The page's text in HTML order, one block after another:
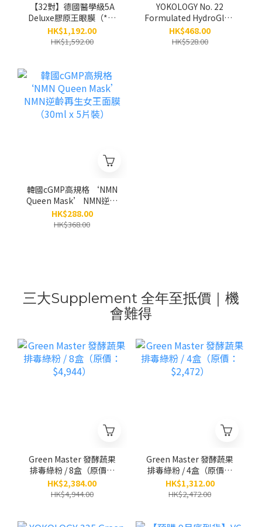
【32對】德國醫學級5A
Deluxe膠原王眼膜（*無
盒*） (原價：$1,592)
HK$1,192.00
HK$1,592.00
YOKOLOGY No. 22
Formulated HydroGlow
Cream Mask 北海道
No.22 極水光修復降敏面
HK$468.00
HK$528.00
韓國cGMP高規格 ‘NMN
Queen Mask’ NMN逆齡
再生女王面膜（30ml x 5
片裝）
HK$288.00
HK$368.00
三大Supplement 全年至抵價｜機
會難得
Green Master 發酵蔬果
排毒綠粉 / 8盒（原價：
$4,944）
HK$2,384.00
HK$4,944.00
Green Master 發酵蔬果
排毒綠粉 / 4盒（原價：
$2,472）
HK$1,312.00
HK$2,472.00